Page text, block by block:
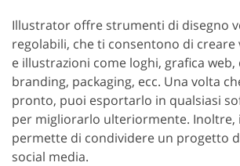
Illustrator offre strumenti di disegno
regolabili, che ti consentono di creare
e illustrazioni come loghi, grafica
branding, packaging, ecc. Una volta
pronto, puoi esportarlo in qualsiasi
per migliorarlo ulteriormente. Inoltre,
permette di condividere un progetto
social media.